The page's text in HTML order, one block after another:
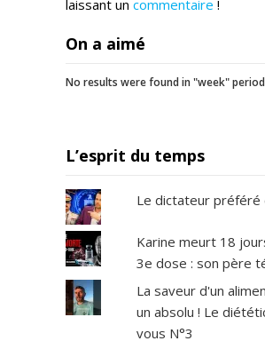
laissant un commentaire !
On a aimé
No results were found in "week" period
L’esprit du temps
Le dictateur préféré
Karine meurt 18
3e dose : son père
La saveur d'un
un absolu ! Le
vous N°3